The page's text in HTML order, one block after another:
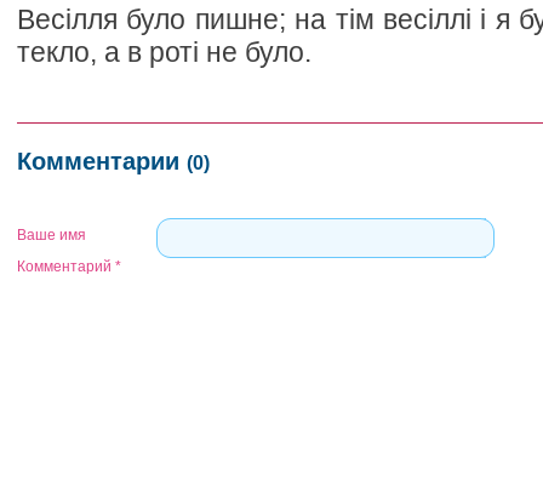
Весілля було пишне; на тім весіллі і я
текло, а в роті не було.
Комментарии (0)
Ваше имя
Комментарий *